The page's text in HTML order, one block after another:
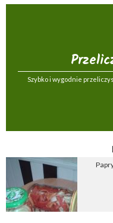
Szybko i wygodnie